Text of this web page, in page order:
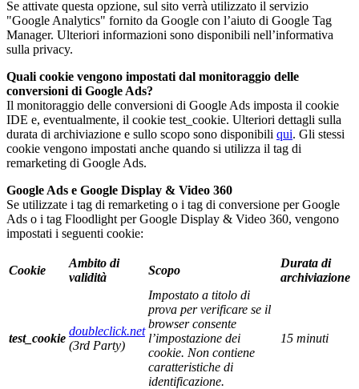
Se attivate questa opzione, sul sito verrà utilizzato il servizio
"Google Analytics" fornito da Google con l’aiuto di Google Tag
Manager. Ulteriori informazioni sono disponibili nell’informativa
sulla privacy.
Quali cookie vengono impostati dal monitoraggio delle
conversioni di Google Ads?
Il monitoraggio delle conversioni di Google Ads imposta il cookie
IDE e, eventualmente, il cookie test_cookie. Ulteriori dettagli sulla
durata di archiviazione e sullo scopo sono disponibili qui. Gli stessi
cookie vengono impostati anche quando si utilizza il tag di
remarketing di Google Ads.
Google Ads e Google Display & Video 360
Se utilizzate i tag di remarketing o i tag di conversione per Google
Ads o i tag Floodlight per Google Display & Video 360, vengono
impostati i seguenti cookie:
Cookie
Ambito di
validità
Scopo
Durata di
archiviazione
test_cookie
doubleclick.net
(3rd Party)
Impostato a titolo di
prova per verificare se il
browser consente
l’impostazione dei
cookie. Non contiene
caratteristiche di
identificazione.
15 minuti